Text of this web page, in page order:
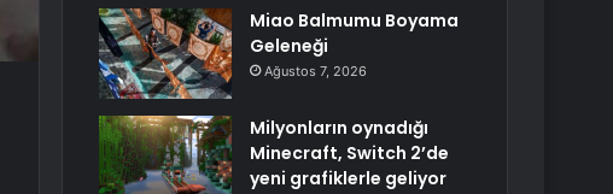
Miao Balmumu Boyama
Geleneği
Ağustos 7, 2026
Milyonların oynadığı
Minecraft, Switch 2’de
yeni grafiklerle geliyor